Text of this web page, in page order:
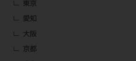
東京
愛知
大阪
京都